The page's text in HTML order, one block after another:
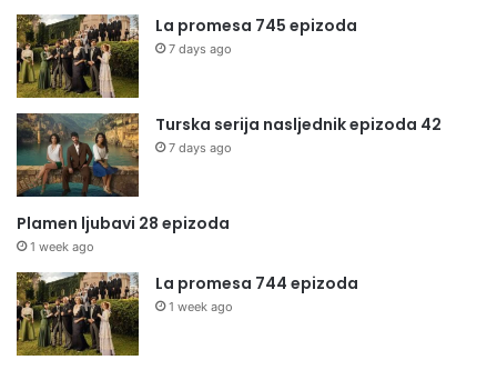
La promesa 745 epizoda
7 days ago
Turska serija nasljednik epizoda 42
7 days ago
Plamen ljubavi 28 epizoda
1 week ago
La promesa 744 epizoda
1 week ago